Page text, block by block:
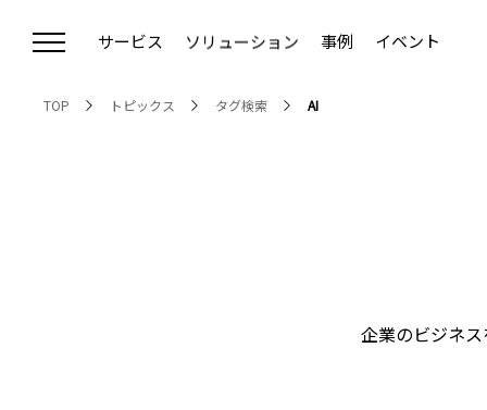
サービス
ソリューション
デジタルマーケティング支援（CEC）
事例 イベント
TOP トピックス タグ検索 AI
企業のビジネ